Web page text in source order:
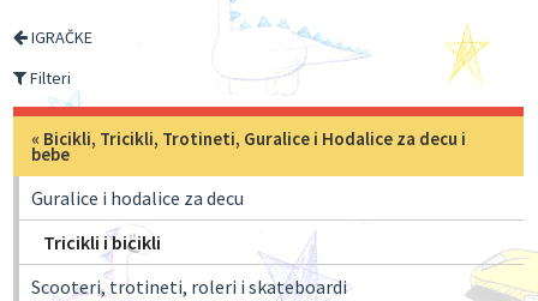
IGRAČKE
Filteri
« Bicikli, Tricikli, Trotineti, Guralice i Hodalice za decu i
bebe
Guralice i hodalice za decu
Tricikli i bicikli
Scooteri, trotineti, roleri i skateboardi